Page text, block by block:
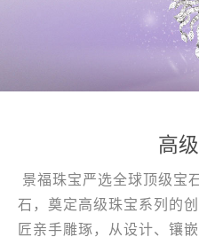
高
景福珠宝严选全球顶级宝
石，奠定高级珠宝系列的
匠亲手雕琢，从设计、镶